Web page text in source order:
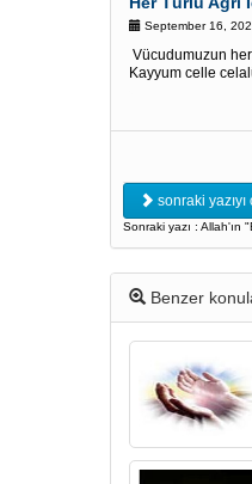
September 16,
Vücudumuzun
Kayyum celle
sonraki yazıyı
Sonraki yazı : Allah'ın
Benzer